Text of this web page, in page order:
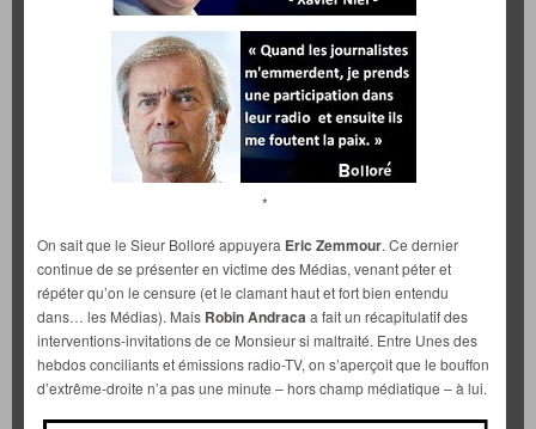
*
On sait que le Sieur Bolloré appuyera Eric Zemmour. Ce dernier
continue de se présenter en victime des Médias, venant péter et
répéter qu’on le censure (et le clamant haut et fort bien entendu
dans… les Médias). Mais Robin Andracaa fait un récapitulatif des
interventions-invitations de ce Monsieur si maltraité. Entre Unes des
hebdos conciliants et émissions radio-TV, on s’aperçoit que le bouffon
d’extrême-droite n’a pas une minute – hors champ médiatique – à lui.